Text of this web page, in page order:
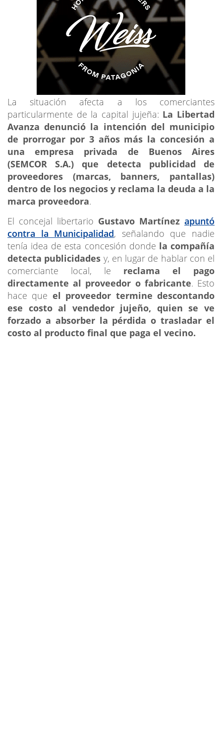
La situación afecta a los comerciantes
particularmente de la capital jujeña: La Libertad
Avanza denunció la intención del municipio
de prorrogar por 3 años más la concesión a
una empresa privada de Buenos Aires
(SEMCOR S.A.) que detecta publicidad de
proveedores (marcas, banners, pantallas)
dentro de los negocios y reclama la deuda a la
marca proveedora.
El concejal libertario Gustavo Martínez apuntó
contra la Municipalidad, señalando que nadie
tenía idea de esta concesión donde la compañía
detecta publicidades y, en lugar de hablar con el
comerciante local, le reclama el pago
directamente al proveedor o fabricante. Esto
hace que el proveedor termine descontando
ese costo al vendedor jujeño, quien se ve
forzado a absorber la pérdida o trasladar el
costo al producto final que paga el vecino.